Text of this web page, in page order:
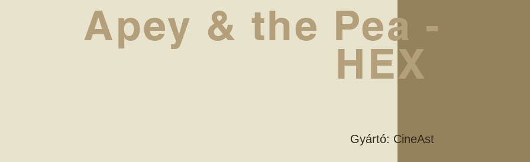
Apey & the Pea -
HEX
Gyártó: CineAst